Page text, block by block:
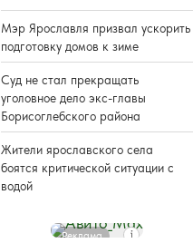
Мэр Ярославля призвал ускорить
подготовку домов к зиме
Суд не стал прекращать
уголовное дело экс-главы
Борисоглебского района
Жители ярославского села
боятся критической ситуации с
водой
Реклама